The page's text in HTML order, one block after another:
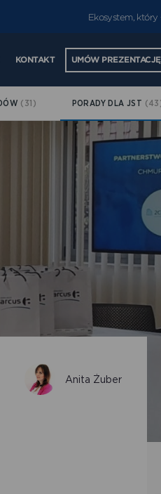
Ekosystem, który
KONTAKT UMÓW PREZENTACJĘ
(31) PORADY DLA JST
Anita Żuber